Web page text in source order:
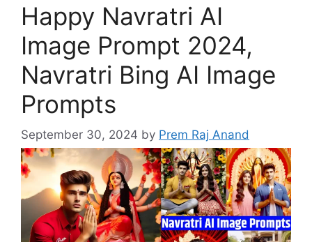
Happy Navratri AI
Image Prompt 2024,
Navratri Bing AI Image
Prompts
September 30, 2024 by Prem Raj Anand